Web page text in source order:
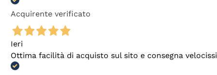
Acquirente verificato
Ieri
Ottima facilità di acquisto sul sito e consegna